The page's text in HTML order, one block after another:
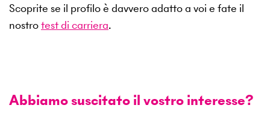
Scoprite se il profilo è davvero adatto a voi e fate il
nostrotest di carriera.
Abbiamo suscitato il vostro interesse?